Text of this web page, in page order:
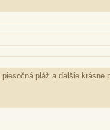
pláž a ďalšie krásne